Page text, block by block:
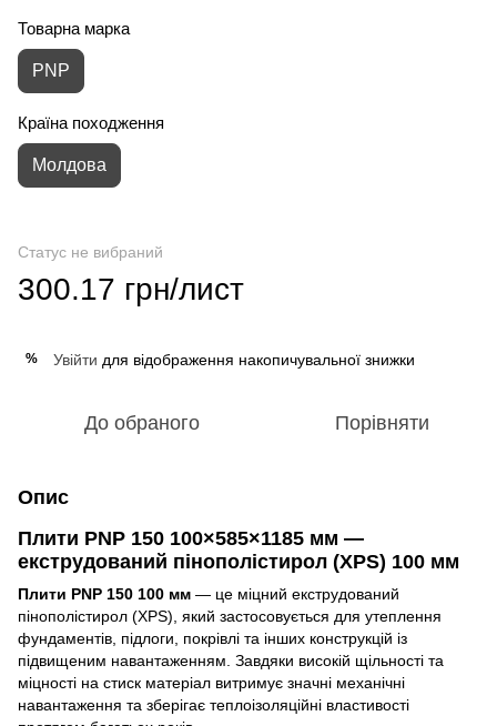
Товарна марка
PNP
Країна походження
Молдова
Статус не вибраний
300.17 грн/лист
% Увійти для відображення накопичувальної знижки
До обраного Порівняти
Опис
Плити PNP 150 100×585×1185 мм —
екструдований пінополістирол (XPS) 100 мм
Плити PNP 150 100 мм — це міцний екструдований
пінополістирол (XPS), який застосовується для утеплення
фундаментів, підлоги, покрівлі та інших конструкцій із
підвищеним навантаженням. Завдяки високій щільності та
міцності на стиск матеріал витримує значні механічні
навантаження та зберігає теплоізоляційні властивості